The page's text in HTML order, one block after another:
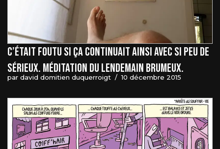
C’était foutu si ça continuait ainsi avec si peu de
sérieux. Méditation du lendemain brumeux.
par david domitien duquerroigt 10 décembre 2015